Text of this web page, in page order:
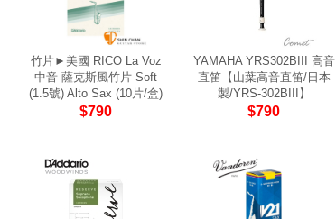
竹片►美國 RICO La Voz
中音 薩克斯風竹片 Soft
(1.5號) Alto Sax (10片/盒)
$790
YAMAHA YRS302BIII 高音
直笛【山葉高音直笛/日本
製/YRS-302BIII】
$790